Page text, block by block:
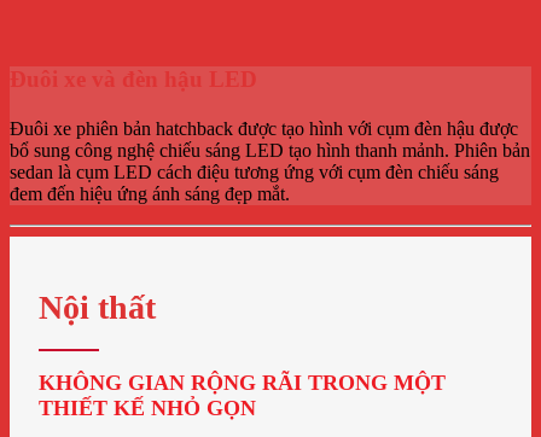
Đuôi xe và đèn hậu LED
Đuôi xe phiên bản hatchback được tạo hình với cụm đèn hậu được
bổ sung công nghệ chiếu sáng LED tạo hình thanh mảnh. Phiên bản
sedan là cụm LED cách điệu tương ứng với cụm đèn chiếu sáng
đem đến hiệu ứng ánh sáng đẹp mắt.
Nội thất
KHÔNG GIAN RỘNG RÃI TRONG MỘT
THIẾT KẾ NHỎ GỌN